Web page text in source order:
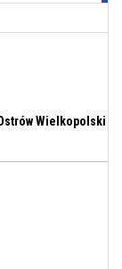
Wielkopolski